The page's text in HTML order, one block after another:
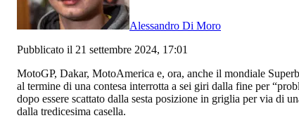
Alessandro Di Moro
Pubblicato il 21 settembre 2024, 17:01
MotoGP, Dakar, MotoAmerica e, ora, anche il mondiale
al termine di una contesa interrotta a sei giri dalla fine per
dopo essere scattato dalla sesta posizione in griglia per via di
dalla tredicesima casella.